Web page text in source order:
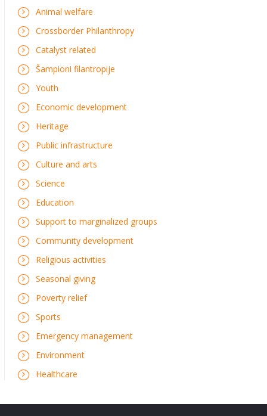
Animal welfare
Crossborder Philanthropy
Catalyst related
Šampioni filantropije
Youth
Economic development
Heritage
Public infrastructure
Culture and arts
Science
Education
Support to marginalized groups
Community development
Religious activities
Seasonal giving
Poverty relief
Sports
Emergency management
Environment
Healthcare